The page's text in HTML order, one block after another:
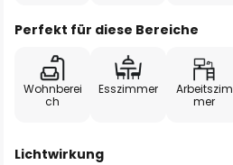
Perfekt für diese Bereiche
Wohnberei
ch
Esszimmer
Arbeitszim
mer
Lichtwirkung